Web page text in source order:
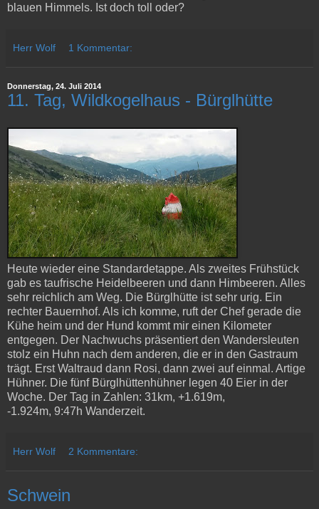
blauen Himmels. Ist doch toll oder?
Herr Wolf 1 Kommentar:
Donnerstag, 24. Juli 2014
11. Tag, Wildkogelhaus - Bürglhütte
Heute wieder eine Standardetappe. Als zweites Frühstück
gab es taufrische Heidelbeeren und dann Himbeeren. Alles
sehr reichlich am Weg. Die Bürglhütte ist sehr urig. Ein
rechter Bauernhof. Als ich komme, ruft der Chef gerade die
Kühe heim und der Hund kommt mir einen Kilometer
entgegen. Der Nachwuchs präsentiert den Wandersleuten
stolz ein Huhn nach dem anderen, die er in den Gastraum
trägt. Erst Waltraud dann Rosi, dann zwei auf einmal. Artige
Hühner. Die fünf Bürglhüttenhühner legen 40 Eier in der
Woche. Der Tag in Zahlen: 31km, +1.619m,
-1.924m, 9:47h Wanderzeit.
Herr Wolf 2 Kommentare:
Schwein